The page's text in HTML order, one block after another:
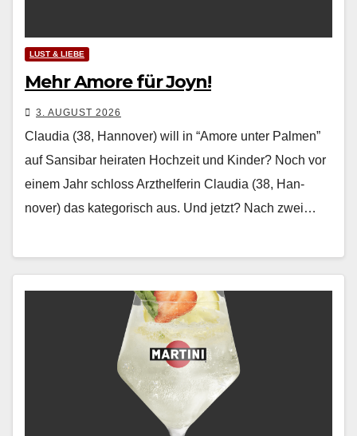
LUST & LIEBE
Mehr Amore für Joyn!
3. AUGUST 2026
Claudia (38, Hannover) will in “Amore unter Palmen”
auf Sansibar heiraten Hochzeit und Kinder? Noch vor
einem Jahr schloss Arzthelferin Clau­dia (38, Han­
nover) das kat­e­gorisch aus. Und jet­zt? Nach zwei…